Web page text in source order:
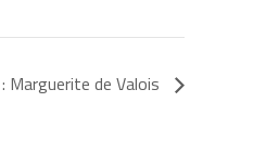
Marguerite de Valois